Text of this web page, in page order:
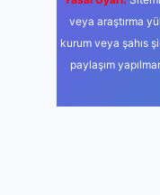
veya araştırma
kurum veya şahıs
paylaşım